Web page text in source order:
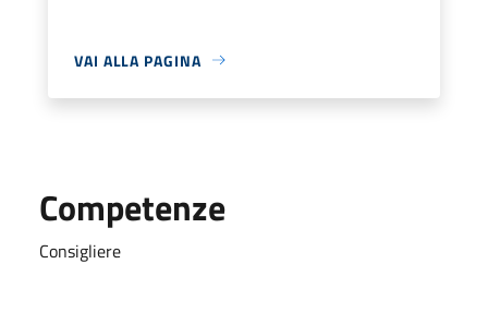
VAI ALLA PAGINA
Competenze
Consigliere